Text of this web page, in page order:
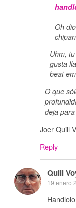
Oh
Uhm,
gusta
beat
O que
deja
Joer Quill
Reply
Quill
19 enero